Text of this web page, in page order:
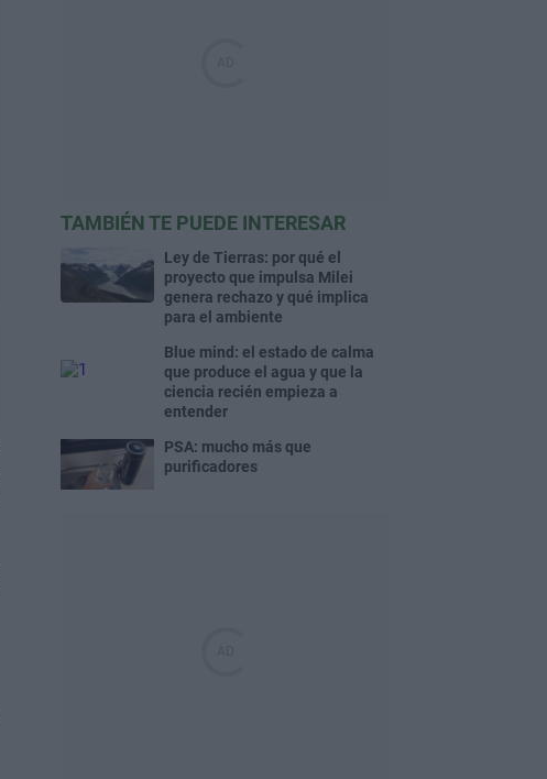
TAMBIÉN TE PUEDE INTERESAR
Ley de Tierras: por qué el
proyecto que impulsa Milei
genera rechazo y qué implica
para el ambiente
Blue mind: el estado de calma
que produce el agua y que la
ciencia recién empieza a
entender
PSA: mucho más que
purificadores